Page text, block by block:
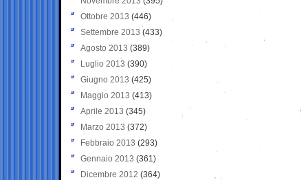
Ottobre 2013 (446)
Settembre 2013 (433)
Agosto 2013 (389)
Luglio 2013 (390)
Giugno 2013 (425)
Maggio 2013 (413)
Aprile 2013 (345)
Marzo 2013 (372)
Febbraio 2013 (293)
Gennaio 2013 (361)
Dicembre 2012 (364)